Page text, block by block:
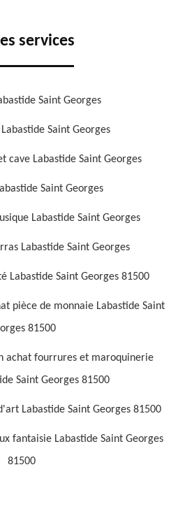
services
Saint Georges
Saint Georges
cave Labastide Saint Georges
Saint Georges
Labastide Saint Georges
Labastide Saint Georges
Labastide Saint Georges 81500
pièce de monnaie Labastide Saint
81500
achat fourrures et maroquinerie
Saint Georges 81500
Labastide Saint Georges 81500
fantaisie Labastide Saint Georges
81500